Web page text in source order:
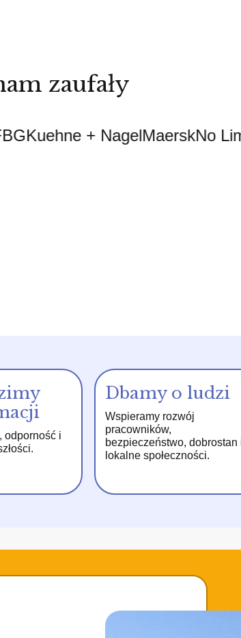
zaufały
+ NagelMaerskNo Limit
odporność i
Dbamy o ludzi
Wspieramy rozwój
pracowników,
bezpieczeństwo, dobrostan
lokalne społeczności.